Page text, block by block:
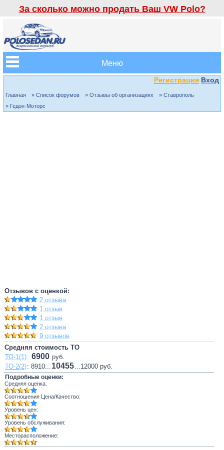
За сколько можно продать Ваш VW Polo?
Меню
Регистрация Вход
Главная » Список форумов » Отзывы об организациях
» Ставрополь
» Гедон-Моторс
Отзывов с оценкой:
2 отзыва
1 отзыв
1 отзыв
2 отзыва
9 отзывов
Средняя стоимость ТО
ТО-1(1): 6900 руб.
ТО-2(2): 8910... 10455...12000 руб.
Подробные оценки:
Средняя оценка:
Соотношения Цена/Качество:
Уровень цен:
Уровень обслуживания:
Месторасположение: